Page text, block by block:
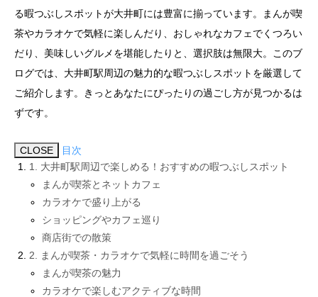
る暇つぶしスポットが大井町には豊富に揃っています。まんが喫
茶やカラオケで気軽に楽しんだり、おしゃれなカフェでくつろい
だり、美味しいグルメを堪能したりと、選択肢は無限大。このブ
ログでは、大井町駅周辺の魅力的な暇つぶしスポットを厳選して
ご紹介します。きっとあなたにぴったりの過ごし方が見つかるは
ずです。
CLOSE
目次
1. 大井町駅周辺で楽しめる！おすすめの暇つぶしスポット
まんが喫茶とネットカフェ
カラオケで盛り上がる
ショッピングやカフェ巡り
商店街での散策
2. まんが喫茶・カラオケで気軽に時間を過ごそう
まんが喫茶の魅力
カラオケで楽しむアクティブな時間